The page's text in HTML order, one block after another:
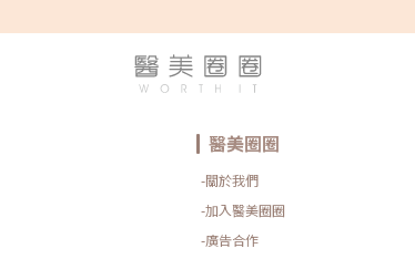
醫美圈圈
-關於我們
-加入醫美圈圈
-廣告合作